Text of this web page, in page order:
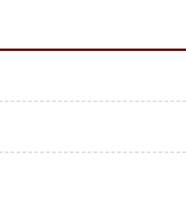
慢慢地转动，
时针方向交替按
每日早晚各按
，用手轻轻敲
对不可重击，不
志不清，乃至